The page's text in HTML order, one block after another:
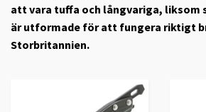
att vara tuffa och långvariga, liksom
är utformade för att fungera riktigt
Storbritannien.